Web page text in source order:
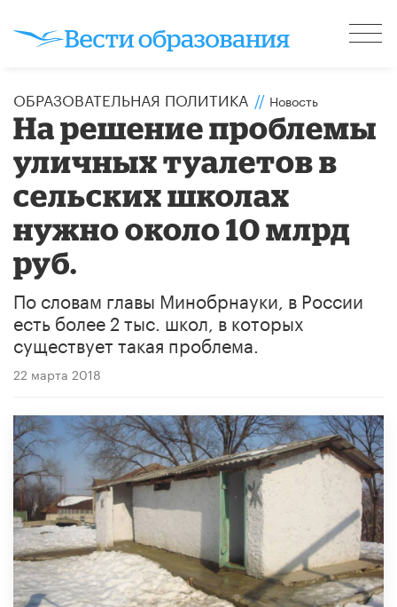
ОБРАЗОВАТЕЛЬНАЯ ПОЛИТИКА // Новость
На решение проблемы
уличных туалетов в
сельских школах
нужно около 10 млрд
руб.
По словам главы Минобрнауки, в России
есть более 2 тыс. школ, в которых
существует такая проблема.
22 марта 2018